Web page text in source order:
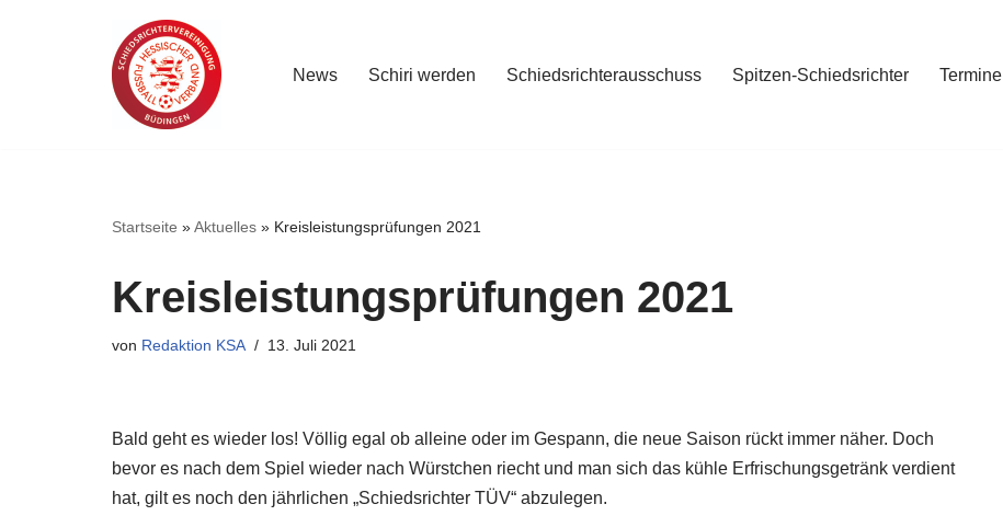
News Schiri werden Schiedsrichterausschuss Spitzen-Schiedsrichter Termine
Startseite »Aktuelles » Kreisleistungsprüfungen 2021
Kreisleistungsprüfungen 2021
von Redaktion KSA 13. Juli 2021
Bald geht es wieder los! Völlig egal ob alleine oder im Gespann, die neue Saison rückt immer näher. Doch
bevor es nach dem Spiel wieder nach Würstchen riecht und man sich das kühle Erfrischungsgetränk verdient
hat, gilt es noch den jährlichen „Schiedsrichter TÜV“ abzulegen.